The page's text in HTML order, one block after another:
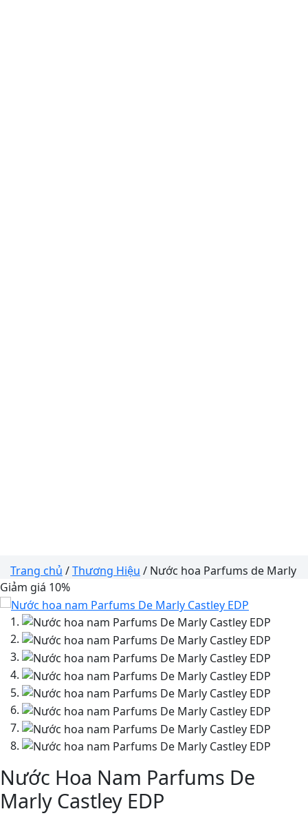
Trang chủ /Thương Hiệu / Nước hoa Parfums de Marly
Giảm giá 10%
Nước Hoa Nam Parfums De
Marly Castley EDP